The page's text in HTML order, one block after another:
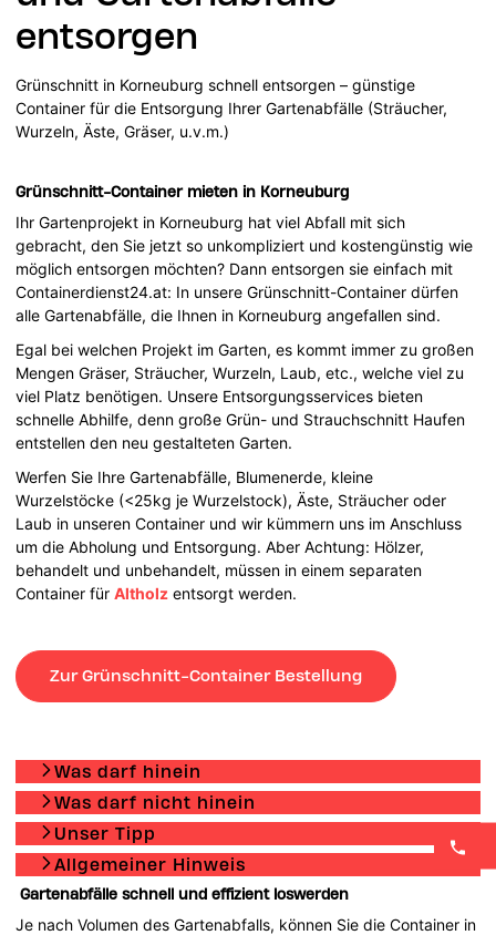
entsorgen
Grünschnitt in Korneuburg schnell entsorgen – günstige
Container für die Entsorgung Ihrer Gartenabfälle (Sträucher,
Wurzeln, Äste, Gräser, u.v.m.)
Grünschnitt-Container mieten in Korneuburg
Ihr Gartenprojekt in Korneuburg hat viel Abfall mit sich
gebracht, den Sie jetzt so unkompliziert und kostengünstig wie
möglich entsorgen möchten? Dann entsorgen sie einfach mit
Containerdienst24.at: In unsere Grünschnitt-Container dürfen
alle Gartenabfälle, die Ihnen in Korneuburg angefallen sind.
Egal bei welchen Projekt im Garten, es kommt immer zu großen
Mengen Gräser, Sträucher, Wurzeln, Laub, etc., welche viel zu
viel Platz benötigen. Unsere Entsorgungsservices bieten
schnelle Abhilfe, denn große Grün- und Strauchschnitt Haufen
entstellen den neu gestalteten Garten.
Werfen Sie Ihre Gartenabfälle, Blumenerde, kleine
Wurzelstöcke (<25kg je Wurzelstock), Äste, Sträucher oder
Laub in unseren Container und wir kümmern uns im Anschluss
um die Abholung und Entsorgung. Aber Achtung: Hölzer,
behandelt und unbehandelt, müssen in einem separaten
Container fürAltholz entsorgt werden.
Zur Grünschnitt-Container Bestellung
Was darf hinein
Was darf nicht hinein
Unser Tipp
Allgemeiner Hinweis
Gartenabfälle schnell und effizient loswerden
Je nach Volumen des Gartenabfalls, können Sie die Container in